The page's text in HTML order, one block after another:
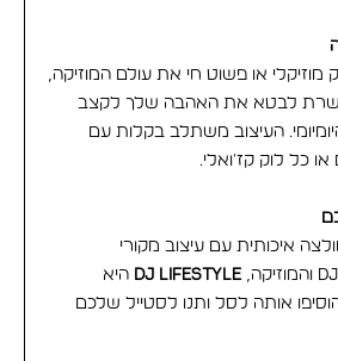
לבטא את האהבה שלך לקצב
העיצוב משתלב בקלות עם
או כל לוק קז'ואלי.
איכותית עם עיצוב מקורי
DJ Lifestyle היא
אותה לסל ותנו לסטייל שלכם